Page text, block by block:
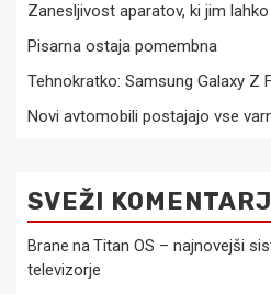
Zanesljivost aparatov, ki jim
Pisarna ostaja pomembna
Tehnokratko: Samsung Galaxy Z
Novi avtomobili postajajo vse
SVEŽI
Brane na Titan OS – najnovejši
televizorje